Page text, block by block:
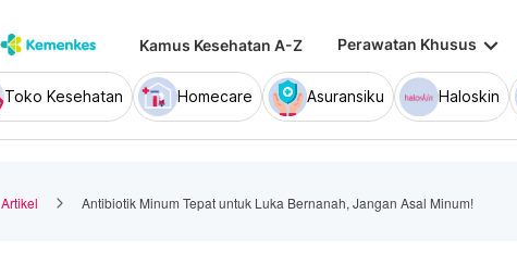
Kamus Kesehatan A-Z Perawatan Khusus keyboard_arrow_down
Toko Kesehatan Homecare Asuransiku Haloskin
Artikel Antibiotik Minum Tepat untuk Luka Bernanah, Jangan Asal Minum!